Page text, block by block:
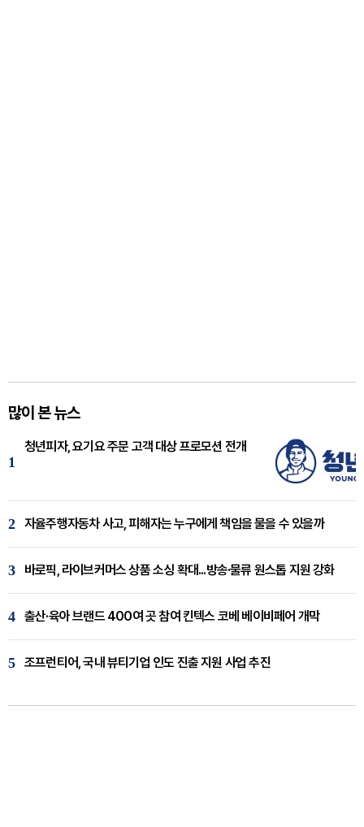
많이 본 뉴스
1
청년피자, 요기요 주문 고객 대상 프로모션 전개
2 자율주행자동차 사고, 피해자는 누구에게 책임을 물을 수 있을까
3 바로픽, 라이브커머스 상품 소싱 확대...방송·물류 원스톱 지원 강화
4 출산·육아 브랜드 400여 곳 참여 킨텍스 코베 베이비페어 개막
5 조프런티어, 국내 뷰티기업 인도 진출 지원 사업 추진